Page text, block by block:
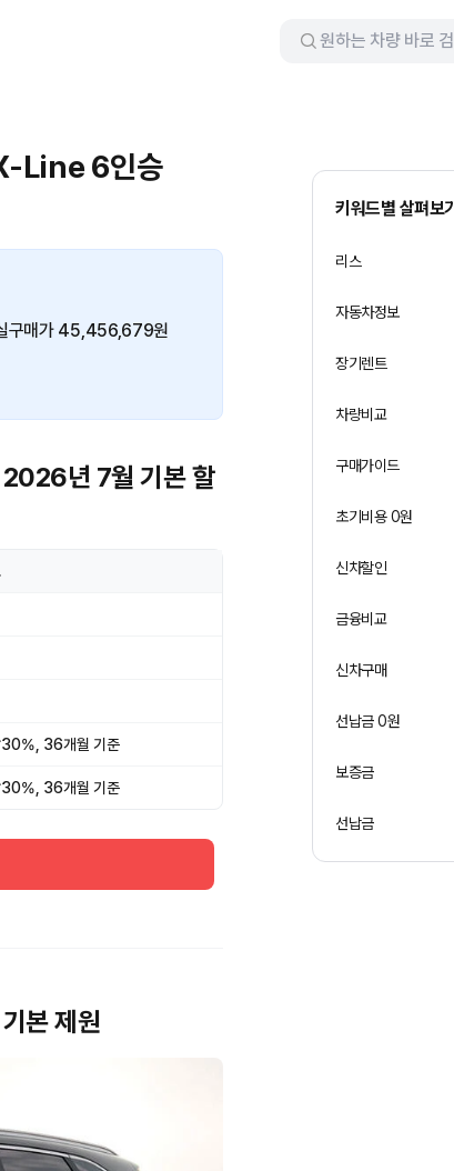
Line 6인승
구매가 45,456,679원
년 7월 기본 할
30%, 36개월 기준
30%, 36개월 기준
본 제원
키워드별 살펴보기
리스
자동차정보
장기렌트
차량비교
구매가이드
초기비용 0원
신차할인
금융비교
신차구매
선납금 0원
보증금
선납금